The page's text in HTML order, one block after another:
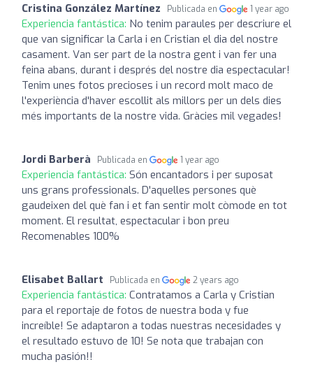
Cristina González Martínez Publicada en 1 year ago
Experiencia fantástica: No tenim paraules per descriure el
que van significar la Carla i en Cristian el dia del nostre
casament. Van ser part de la nostra gent i van fer una
feina abans, durant i després del nostre dia espectacular!
Tenim unes fotos precioses i un record molt maco de
l'experiència d'haver escollit als millors per un dels dies
més importants de la nostre vida. Gràcies mil vegades!
Jordi Barberà Publicada en 1 year ago
Experiencia fantástica: Són encantadors i per suposat
uns grans professionals. D'aquelles persones què
gaudeixen del què fan i et fan sentir molt còmode en tot
moment. El resultat, espectacular i bon preu
Recomenables 100%
Elisabet Ballart Publicada en 2 years ago
Experiencia fantástica: Contratamos a Carla y Cristian
para el reportaje de fotos de nuestra boda y fue
increíble! Se adaptaron a todas nuestras necesidades y
el resultado estuvo de 10! Se nota que trabajan con
mucha pasión!!